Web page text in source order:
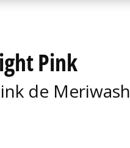
Pink
de Meriwash